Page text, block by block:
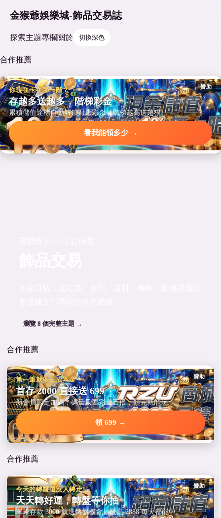
金猴爺娛樂城-飾品交易誌
探索主題專欄關於 切換深色
合作推薦
贊助
你現在卡在哪一階？
存越多送越多，階梯彩金
累積儲值達標自動解鎖對應彩金，階梯越高送越狠。
看我能領多少 →
瀏覽 8 個完整主題 →
合作推薦
贊助
第一筆就多三成本金
首存 2000 直接送 699
新會員限定加碼，碼量只要彩金五倍，領完就能玩。
領 699 →
合作推薦
贊助
今天的轉盤還沒人轉走
天天轉好運，轉盤等你抽
單筆存款 3000 就送轉盤機會，最高 2888 每天都能中。